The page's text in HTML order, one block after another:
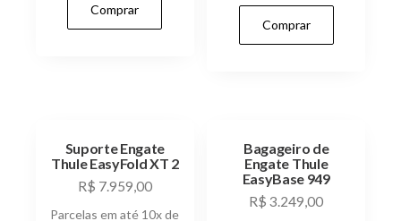
Comprar
Comprar
Suporte Engate
Thule EasyFold XT 2
R$ 7.959,00
Parcelas em até 10x de
Bagageiro de
Engate Thule
EasyBase 949
R$ 3.249,00